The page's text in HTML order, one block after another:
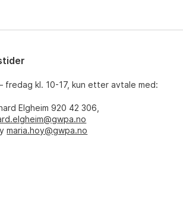
fredag kl. 10-17, kun etter avtale med:
Elgheim 920 42 306,
maria.hoy@gwpa.no